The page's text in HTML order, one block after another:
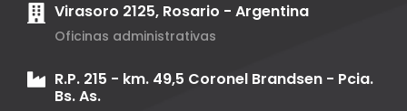
Virasoro 2125, Rosario - Argentina
Oficinas administrativas
R.P. 215 - km. 49,5 Coronel Brandsen - Pcia.
Bs. As.